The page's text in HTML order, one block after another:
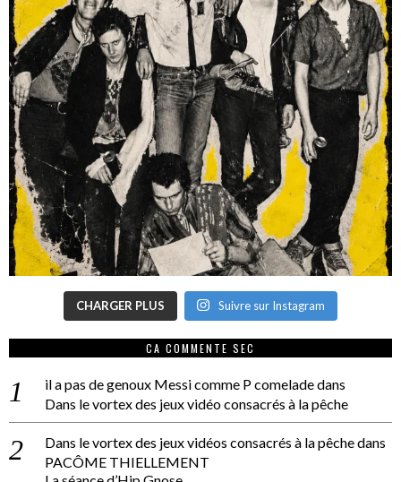
CHARGER PLUS Suivre sur Instagram
CA COMMENTE SEC
il a pas de genoux Messi comme P comeladedans
Dans le vortex des jeux vidéo consacrés à la pêche
Dans le vortex des jeux vidéos consacrés à la pêchedans
PACÔME THIELLEMENT